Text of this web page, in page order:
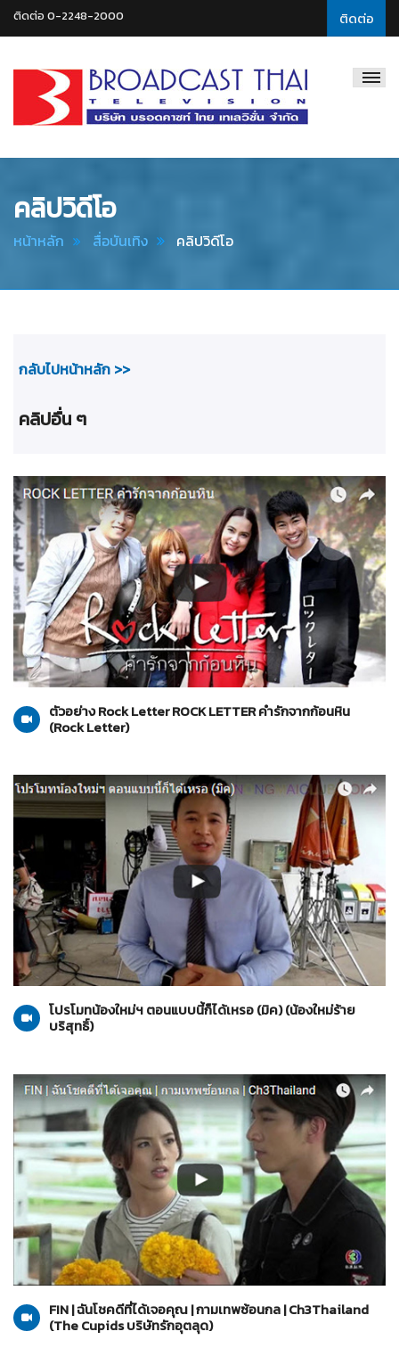
ติดต่อ
ติดต่อ 0-2248-2000
Thai
คลิปวิดีโอ
หน้าหลัก สื่อบันเทิง คลิปวิดีโอ
กลับไปหน้าหลัก >>
คลิปอื่น ๆ
11-07-2560
Rock Letter
ตัวอย่าง Rock Letter ROCK LETTER คำรักจากก้อนหิน
(Rock Letter)
24-06-2560
น้องใหม่ร้ายบริสุทธิ์
โปรโมทน้องใหม่ฯ ตอนแบบนี้ก็ได้เหรอ (มิค) (น้องใหม่ร้าย
บริสุทธิ์)
13-06-2560
The Cupids บริษัทรักอุตลุด
FIN | ฉันโชคดีที่ได้เจอคุณ | กามเทพซ้อนกล | Ch3Thailand
(The Cupids บริษัทรักอุตลุด)